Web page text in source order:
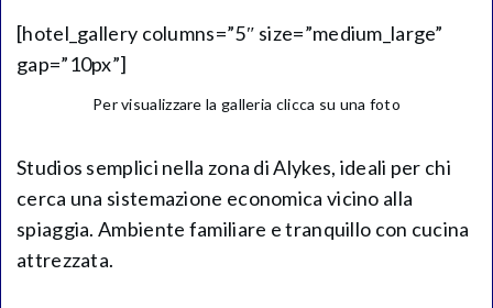
[hotel_gallery columns=”5″ size=”medium_large”
gap=”10px”]
Per visualizzare la galleria clicca su una foto
Studios semplici nella zona di Alykes, ideali per chi
cerca una sistemazione economica vicino alla
spiaggia. Ambiente familiare e tranquillo con cucina
attrezzata.